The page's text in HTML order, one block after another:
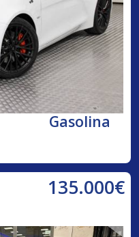
Gasolina
135.000€